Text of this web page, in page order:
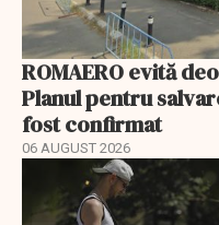
ROMAERO evită
Planul pentru
fost confirmat
06 AUGUST 2026